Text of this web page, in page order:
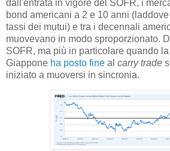
dall'entrata in vigore del SOFR, i
bond americani a 2 e 10 anni
tassi dei mutui) e tra i decennali
muovevano in modo sproporzionato.
SOFR, ma più in particolare quando la
Giappone ha posto fine al carry trade
iniziato a muoversi in sincronia.